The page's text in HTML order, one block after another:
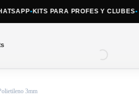
•KITS PARA PROFES Y CLUBES•
3mm